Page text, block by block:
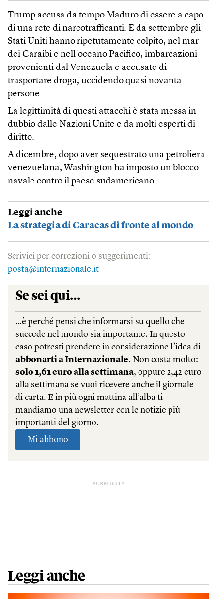
Trump accusa da tempo Maduro di essere a capo
di una rete di narcotrafficanti. E da settembre gli
Stati Uniti hanno ripetutamente colpito, nel mar
dei Caraibi e nell’oceano Pacifico, imbarcazioni
provenienti dal Venezuela e accusate di
trasportare droga, uccidendo quasi novanta
persone.
La legittimità di questi attacchi è stata messa in
dubbio dalle Nazioni Unite e da molti esperti di
diritto.
A dicembre, dopo aver sequestrato una petroliera
venezuelana, Washington ha imposto un blocco
navale contro il paese sudamericano.
Leggi anche
La strategia di Caracas di fronte al mondo
Scrivici per correzioni o suggerimenti:
posta@internazionale.it
PUBBLICITÀ
Leggi anche